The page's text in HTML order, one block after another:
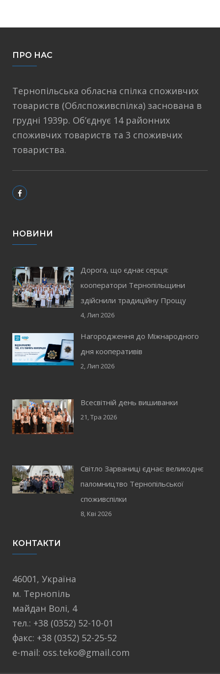
ПРО НАС
Тернопільська обласна спілка споживчих
товариств (Облспоживспілка) заснована в
грудні 1939р. Об’єднує 14 районних
споживчих товариств та 3 споживчих
товариства.
НОВИНИ
Дорога, що єднає серця:
кооператори Тернопільщини
здійснили традиційну Прощу
4, Лип 2026
Нагородження до Міжнародного
дня кооперативів
2, Лип 2026
Всесвітній день вишиванки
21, Тра 2026
Світло Зарваниці єднає: великоднє
паломництво Тернопільської
споживспілки
8, Кві 2026
КОНТАКТИ
46001, Україна
м. Тернопіль
майдан Волі, 4
тел.: +38 (0352) 52-10-01
факс: +38 (0352) 52-25-52
e-mail: oss.teko@gmail.com